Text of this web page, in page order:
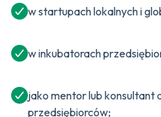
w startupach lokalnych i
w inkubatorach
jako mentor lub konsultant
przedsiębiorców;